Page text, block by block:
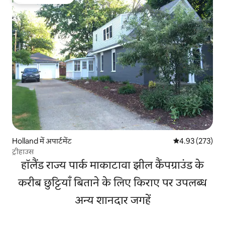
Holland में अपार्टमेंट औसत रेटिंग 5 में से
4.93 (273)
ट्रीहाउस
हॉलैंड राज्य पार्क माकाटावा झील कैंपग्राउंड के
करीब छुट्टियाँ बिताने के लिए किराए पर उपलब्ध
अन्य शानदार जगहें